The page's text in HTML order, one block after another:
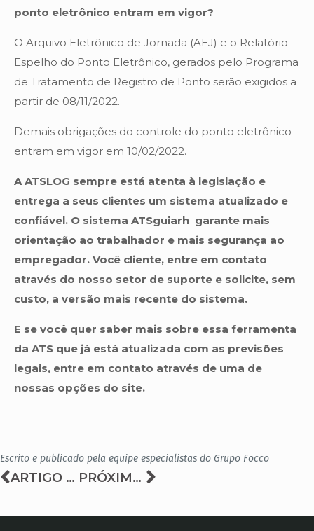
ponto eletrônico entram em vigor?
‍O Arquivo Eletrônico de Jornada (AEJ) e o Relatório
Espelho do Ponto Eletrônico, gerados pelo Programa
de Tratamento de Registro de Ponto serão exigidos a
partir de 08/11/2022. ‍
Demais obrigações do controle do ponto eletrônico
entram em vigor em 10/02/2022.
A ATSLOG sempre está atenta à legislação e
entrega a seus clientes um sistema atualizado e
confiável. O sistema ATSguiarh garante mais
orientação ao trabalhador e mais segurança ao
empregador. Você cliente, entre em contato
através do nosso setor de suporte e solicite, sem
custo, a versão mais recente do sistema.
E se você quer saber mais sobre essa ferramenta
da ATS que já está atualizada com as previsões
legais, entre em contato através de uma de
nossas opções do site.
Escrito e publicado pela equipe especialistas do Grupo Focco
ARTIGO ANTERIOR PRÓXIMO ARTIGO